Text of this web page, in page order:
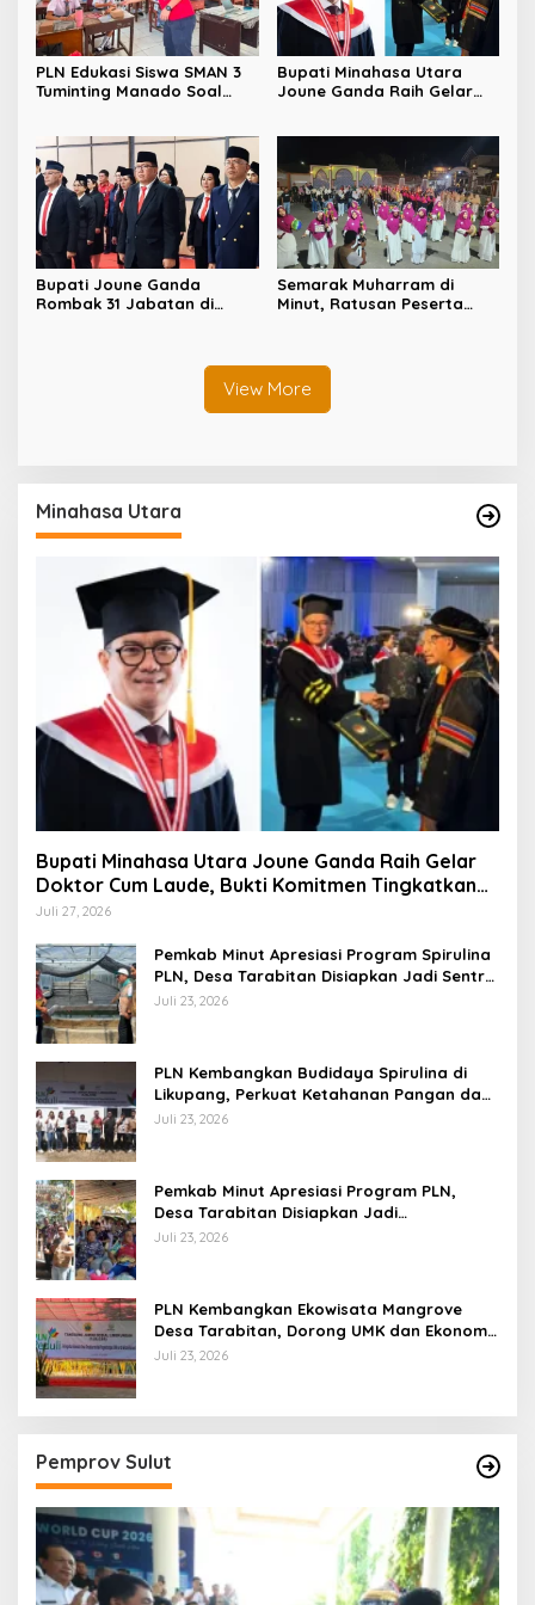
PLN Edukasi Siswa SMAN 3
Tuminting Manado Soal
Bupati Minahasa Utara
Joune Ganda Raih Gelar
Bupati Joune Ganda
Rombak 31 Jabatan di
Semarak Muharram di
Minut, Ratusan Peserta
View More
Minahasa Utara
Bupati Minahasa Utara Joune Ganda Raih Gelar
Doktor Cum Laude, Bukti Komitmen Tingkatkan
Kualitas Kepemimpinan
Juli 27, 2026
Pemkab Minut Apresiasi Program Spirulina
PLN, Desa Tarabitan Disiapkan Jadi Sentra
Pangan Berbasis Energi Bersih
Juli 23, 2026
PLN Kembangkan Budidaya Spirulina di
Likupang, Perkuat Ketahanan Pangan dan
Ekonomi Masyarakat
Juli 23, 2026
Pemkab Minut Apresiasi Program PLN,
Desa Tarabitan Disiapkan Jadi
Percontohan Ekowisata Berdaya Saing
Juli 23, 2026
PLN Kembangkan Ekowisata Mangrove
Desa Tarabitan, Dorong UMK dan Ekonomi
Berkelanjutan di Likupang
Juli 23, 2026
Pemprov Sulut